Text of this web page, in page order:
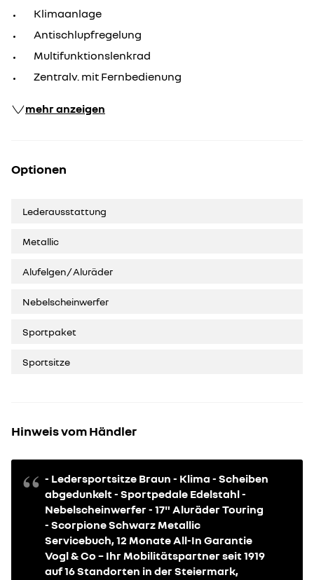
Klimaanlage
Antischlupfregelung
Multifunktionslenkrad
Zentralv. mit Fernbedienung
mehr anzeigen
Optionen
Lederausstattung
Metallic
Alufelgen / Aluräder
Nebelscheinwerfer
Sportpaket
Sportsitze
Hinweis vom Händler
- Ledersportsitze Braun - Klima - Scheiben
abgedunkelt - Sportpedale Edelstahl -
Nebelscheinwerfer - 17" Aluräder Touring
- Scorpione Schwarz Metallic
Servicebuch, 12 Monate All-In Garantie
Vogl & Co – Ihr Mobilitätspartner seit 1919
auf 16 Standorten in der Steiermark,